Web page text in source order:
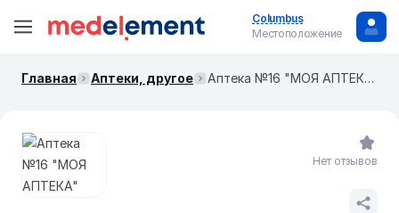
Columbus
Местоположение
Главная Аптеки, другое Аптека №16 "МОЯ АПТЕКА"
Нет отзывов